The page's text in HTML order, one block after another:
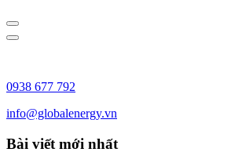
0938 677 792
info@globalenergy.vn
Bài viết mới nhất